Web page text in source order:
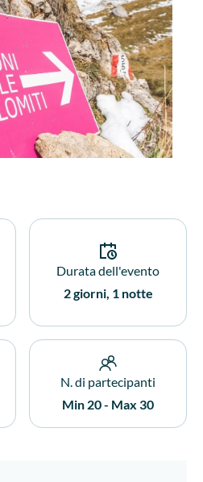
Durata dell'evento
2 giorni, 1 notte
N. di partecipanti
Min 20 - Max 30